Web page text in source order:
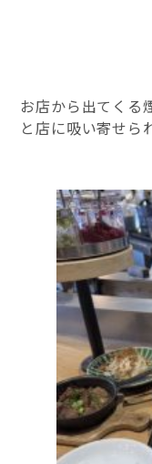
お店から出てくる
と店に吸い寄せら